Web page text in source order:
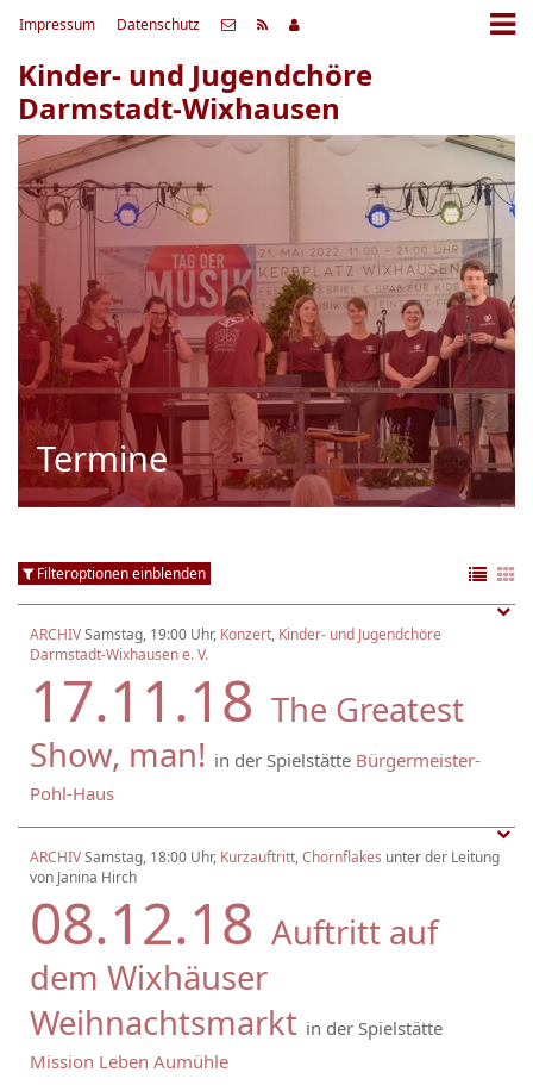
Impressum Datenschutz
Kinder- und Jugendchöre
Darmstadt-Wixhausen
Termine
Filteroptionen einblenden
ARCHIVSamstag, 19:00 Uhr, Konzert, Kinder- und Jugendchöre
Darmstadt-Wixhausen e. V.
17.11.18 The Greatest
Show, man! in der Spielstätte Bürgermeister-
Pohl-Haus
ARCHIVSamstag, 18:00 Uhr, Kurzauftritt,Chornflakes unter der Leitung
von Janina Hirch
08.12.18 Auftritt auf
dem Wixhäuser
Weihnachtsmarkt in der Spielstätte
Mission Leben Aumühle